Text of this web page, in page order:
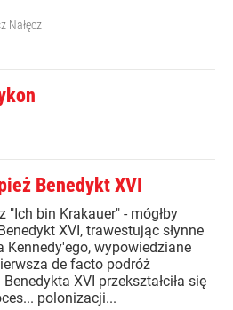
Nałęcz
Benedykt XVI
"Ich bin Krakauer" - mógłby
XVI, trawestując słynne
Kennedy'ego, wypowiedziane
de facto podróż
XVI przekształciła się
polonizacji...